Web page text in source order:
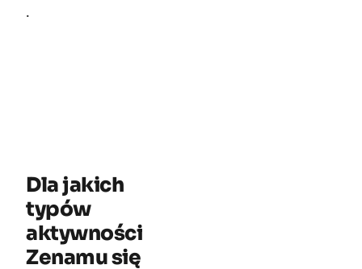
.
Dla jakich
typów
aktywności
Zenamu się